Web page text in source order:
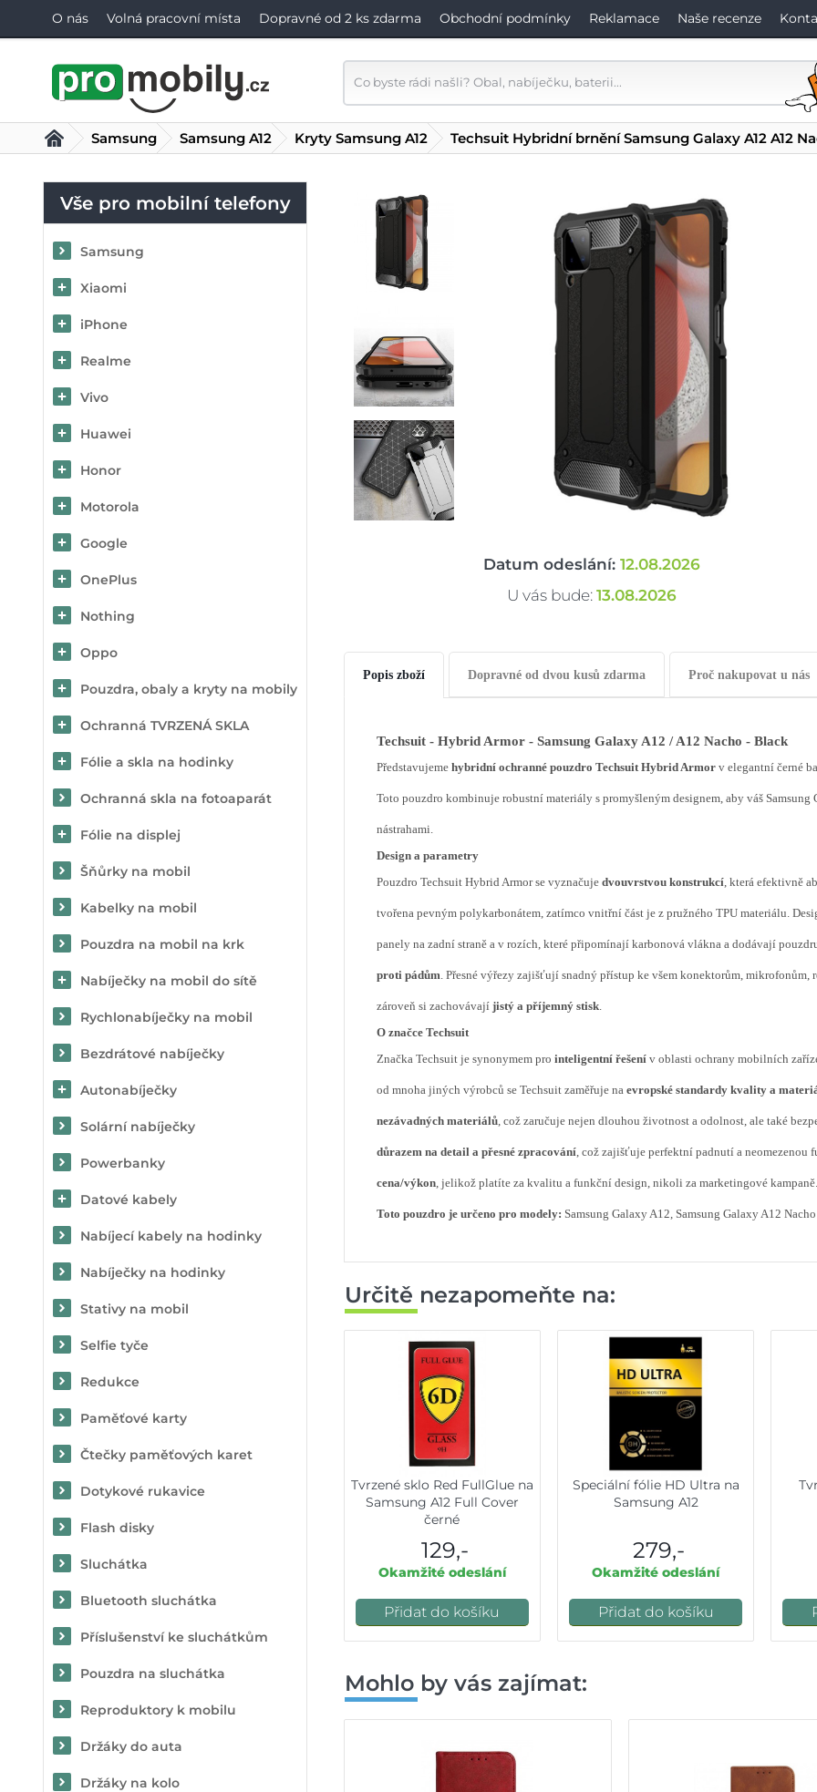
O nás Volná pracovní místa Dopravné od 2 ks zdarma Obchodní podmínky Reklamace Naše recenze
Vše pro mobilní telefony
Samsung
Xiaomi
iPhone
Realme
Vivo
Huawei
Honor
Motorola
Google
OnePlus
Nothing
Oppo
Pouzdra, obaly a kryty na mobily
Ochranná TVRZENÁ SKLA
Fólie a skla na hodinky
Ochranná skla na fotoaparát
Fólie na displej
Šňůrky na mobil
Kabelky na mobil
Pouzdra na mobil na krk
Nabíječky na mobil do sítě
Rychlonabíječky na mobil
Bezdrátové nabíječky
Autonabíječky
Solární nabíječky
Powerbanky
Datové kabely
Nabíjecí kabely na hodinky
Nabíječky na hodinky
Stativy na mobil
Selfie tyče
Redukce
Paměťové karty
Čtečky paměťových karet
Dotykové rukavice
Flash disky
Sluchátka
Bluetooth sluchátka
Příslušenství ke sluchátkům
Pouzdra na sluchátka
Reproduktory k mobilu
Držáky do auta
Držáky na kolo
Samsung Samsung A12 Kryty Samsung A12 Techsuit Hybridní brnění Samsung Galaxy A12 A12
Datum odeslání: 12.08.2026
U vás bude: 13.08.2026
Popis zboží Dopravné od dvou kusů zdarma Proč nakupovat u nás
Techsuit - Hybrid Armor - Samsung Galaxy A12 / A12 Nacho - Black
Představujeme hybridní ochranné pouzdro Techsuit Hybrid Armor v elegantní černé
Toto pouzdro kombinuje robustní materiály s promyšleným designem, aby váš
nástrahami.
Design a parametry
Pouzdro Techsuit Hybrid Armor se vyznačuje dvouvrstvou konstrukcí, která efektivně
tvořena pevným polykarbonátem, zatímco vnitřní část je z pružného TPU materiálu.
panely na zadní straně a v rozích, které připomínají karbonová vlákna a dodávají
proti pádům. Přesné výřezy zajišťují snadný přístup ke všem konektorům,
zároveň si zachovávají jistý a příjemný stisk.
O značce Techsuit
Značka Techsuit je synonymem pro inteligentní řešení v oblasti ochrany mobilních
od mnoha jiných výrobců se Techsuit zaměřuje na evropské standardy kvality a
nezávadných materiálů, což zaručuje nejen dlouhou životnost a odolnost, ale také
důrazem na detail a přesné zpracování, což zajišťuje perfektní padnutí a neomezenou
cena/výkon, jelikož platíte za kvalitu a funkční design, nikoli za marketingové kampaně.
Toto pouzdro je určeno pro modely: Samsung Galaxy A12, Samsung Galaxy A12 Nacho
Určitě nezapomeňte na:
Tvrzené sklo Red FullGlue na
Samsung A12 Full Cover
černé
129,-
Okamžité odeslání
Přidat do košíku
Speciální fólie HD Ultra na
Samsung A12
279,-
Okamžité odeslání
Přidat do košíku
Mohlo by vás zajímat: